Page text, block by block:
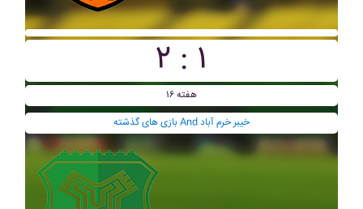
۲ : ۱
هفته ۱۶
بازی های گذشته And خيبر خرم آباد